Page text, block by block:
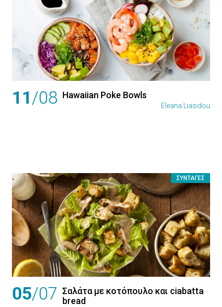
11/08 Hawaiian Poke Bowls
Eleana Liasidou
ΣΥΝΤΑΓΈΣ
05/07 Σαλάτα με κοτόπουλο και ciabatta
bread